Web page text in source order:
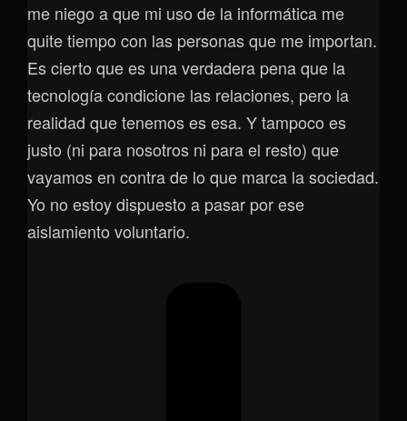
me niego a que mi uso de la informática me
quite tiempo con las personas que me importan.
Es cierto que es una verdadera pena que la
tecnología condicione las relaciones, pero la
realidad que tenemos es esa. Y tampoco es
justo (ni para nosotros ni para el resto) que
vayamos en contra de lo que marca la sociedad.
Yo no estoy dispuesto a pasar por ese
aislamiento voluntario.